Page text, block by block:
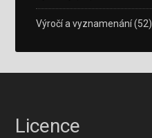
Výročí a vyznamenání(52)
Licence